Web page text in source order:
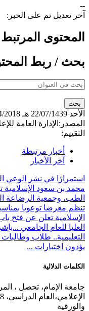
--
آخر تعديل تم على الخبر:
المحتوى المرتبط
بحث / ربط
الأحد 22/07/1439 هـ
08/04/
المصدر: الإدارة العامة
التقييم:
أخبار مرتبطة
آخر الأخبار
استمرارًا في نشر الوعي
محمد بن سعود
الطب، وجمعية الرضاعة
تنظم معرضا توعويا
الإسلامية تعلن عن فتح
العليا للعام الجامعي ...
التعليمية.. طلاب
يؤدون اختبارات ...
الكلمات الدلالية
جامعة الإمام، تحصل ،
والورقية